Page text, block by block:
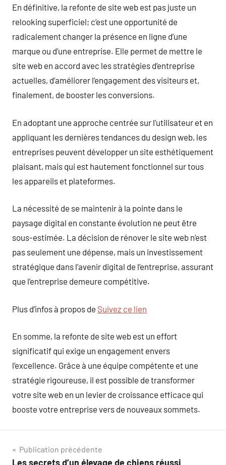
En définitive, la refonte de site web est pas juste un
relooking superficiel; c’est une opportunité de
radicalement changer la présence en ligne d’une
marque ou d’une entreprise. Elle permet de mettre le
site web en accord avec les stratégies d’entreprise
actuelles, d’améliorer l’engagement des visiteurs et,
finalement, de booster les conversions.
En adoptant une approche centrée sur l’utilisateur et en
appliquant les dernières tendances du design web, les
entreprises peuvent développer un site esthétiquement
plaisant, mais qui est hautement fonctionnel sur tous
les appareils et plateformes.
La nécessité de se maintenir à la pointe dans le
paysage digital en constante évolution ne peut être
sous-estimée. La décision de rénover le site web n’est
pas seulement une dépense, mais un investissement
stratégique dans l’avenir digital de l’entreprise, assurant
que l’entreprise demeure compétitive.
Plus d’infos à propos de Suivez ce lien
En somme, la refonte de site web est un effort
significatif qui exige un engagement envers
l’excellence. Grâce à une équipe compétente et une
stratégie rigoureuse, il est possible de transformer
votre site web en un levier de croissance efficace qui
booste votre entreprise vers de nouveaux sommets.
Navigation
Publication précédente
Les secrets d’un élevage de chiens réussi